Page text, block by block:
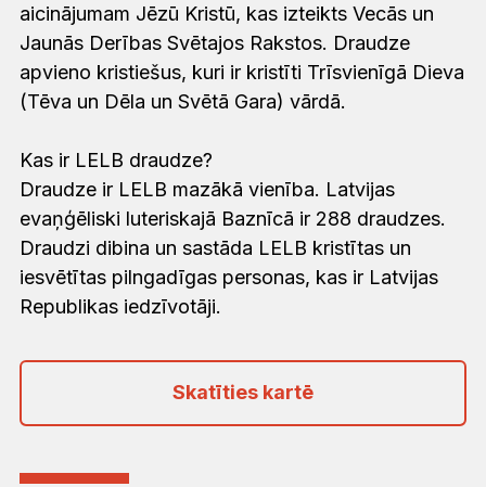
aicinājumam Jēzū Kristū, kas izteikts Vecās un
Jaunās Derības Svētajos Rakstos. Draudze
apvieno kristiešus, kuri ir kristīti Trīsvienīgā Dieva
(Tēva un Dēla un Svētā Gara) vārdā.
Kas ir LELB draudze?
Draudze ir LELB mazākā vienība. Latvijas
evaņģēliski luteriskajā Baznīcā ir 288 draudzes.
Draudzi dibina un sastāda LELB kristītas un
iesvētītas pilngadīgas personas, kas ir Latvijas
Republikas iedzīvotāji.
Skatīties kartē